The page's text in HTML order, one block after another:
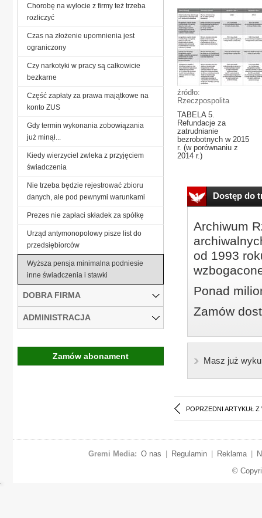
źródło:
Rzeczpospolita
TABELA 5.
Refundacje za
zatrudnianie
bezrobotnych w 2015
r. (w porównaniu z
2014 r.)
Dostęp do
Archiwum
od 1993
Ponad
Zamów
Masz już
POPRZEDNI ARTYKUŁ Z
Chorobę na wylocie z firmy też trzeba
rozliczyć
Czas na złożenie upomnienia jest
ograniczony
Czy narkotyki w pracy są całkowicie
bezkarne
Część zapłaty za prawa majątkowe na
konto ZUS
Gdy termin wykonania zobowiązania
już minął...
Kiedy wierzyciel zwleka z przyjęciem
świadczenia
Nie trzeba będzie rejestrować zbioru
danych, ale pod pewnymi warunkami
Prezes nie zapłaci składek za spółkę
Urząd antymonopolowy pisze list do
przedsiębiorców
Wyższa pensja minimalna podniesie
inne świadczenia i stawki
DOBRA FIRMA
ADMINISTRACJA
Zamów abonament
Gremi Media: O nas Regulamin Reklama
©